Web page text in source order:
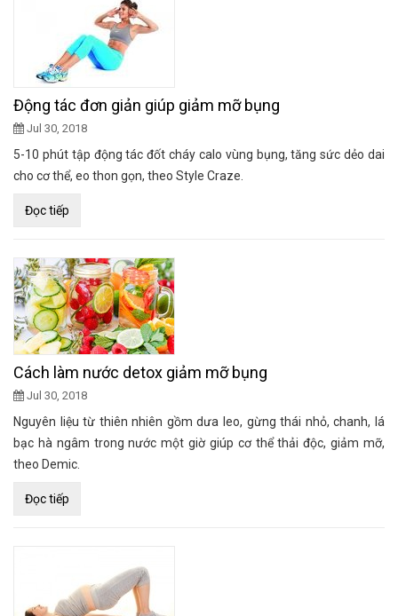
Động tác đơn giản giúp giảm mỡ bụng
Jul 30, 2018
5-10 phút tập động tác đốt cháy calo vùng bụng, tăng sức dẻo dai
cho cơ thể, eo thon gọn, theo Style Craze.
Đọc tiếp
Cách làm nước detox giảm mỡ bụng
Jul 30, 2018
Nguyên liệu từ thiên nhiên gồm dưa leo, gừng thái nhỏ, chanh, lá
bạc hà ngâm trong nước một giờ giúp cơ thể thải độc, giảm mỡ,
theo Demic.
Đọc tiếp